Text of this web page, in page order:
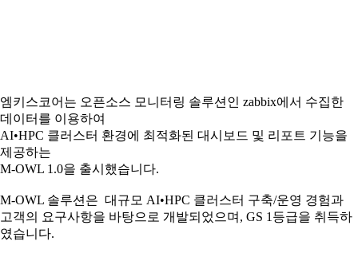
엠키스코어는 오픈소스 모니터링 솔루션인 zabbix에서 수집한
데이터를 이용하여
AI•HPC 클러스터 환경에 최적화된 대시보드 및 리포트 기능을
제공하는
M-OWL 1.0을 출시했습니다.
M-OWL 솔루션은 대규모 AI•HPC 클러스터 구축/운영 경험과
고객의 요구사항을 바탕으로 개발되었으며, GS 1등급을 취득하
였습니다.